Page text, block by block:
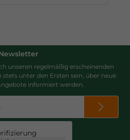
unseren regelmäßig erscheinenden
unter den Ersten sein, über neue
informiert werden.